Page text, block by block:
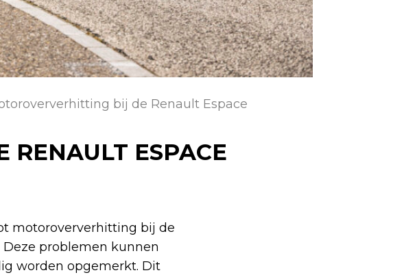
bij de Renault Espace
RENAULT ESPACE
motoroververhitting bij de
problemen kunnen
worden opgemerkt. Dit